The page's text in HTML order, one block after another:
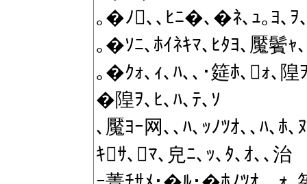
｡�ﾉ､､ﾋﾆ�､�ﾈ､ｭ｡ﾖ､ｦ､
｡�ｿﾆ､ﾎｲﾈｷﾏ､ﾋﾀﾖ､魘鬢
｡�ｸｫ､ｨ､ﾊ､､･筵ﾎ､ｫ､隍
�隍ｦ､ﾋ､ﾊ､ﾃ､ｿ
､魘ﾖｰ网､､ﾊ､ｯﾉﾂｵ､､ﾊ､ﾎ
ｷｻ､ﾏ､皃ﾆ､ｯ､ﾀ､ｵ､､治